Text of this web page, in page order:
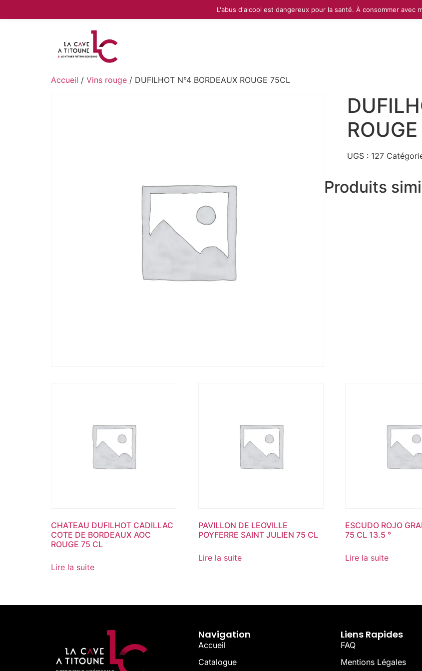
Accueil / Vins rouge / DUFILHOT N°4 BORDEAUX ROUGE 75CL
UGS : 127
Produits
CHATEAU DUFILHOT CADILLAC
COTE DE BORDEAUX AOC
ROUGE 75 CL
Lire la suite
PAVILLON DE LEOVILLE
POYFERRE SAINT JULIEN 75 CL
Lire la suite
ESCUDO ROJO
75 CL 13.5 °
Lire la suite
Navigation
Accueil
Catalogue
Liens Rapides
FAQ
Mentions Légales
L'abus d'alcool est dangereux pour la santé. À consommer avec